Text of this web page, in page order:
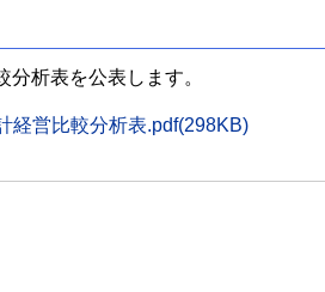
析表を公表します。
経営比較分析表.pdf(298KB)